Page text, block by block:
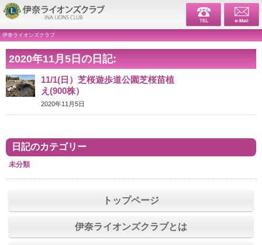
伊奈ライ
伊奈ライオンズクラブ
2020年11月5日の日記:
11/1(日）芝桜遊歩道公園芝桜苗植
え(900株）
2020年11月5日
日記のカテゴリー
未分類
トップページ
伊奈ライオンズクラブとは